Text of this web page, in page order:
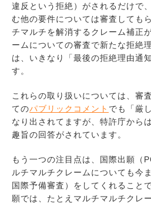
違反という拒絶）がされるだけで
む他の要件については審査しても
チマルチを解消するクレーム補正
ームについての審査で新たな拒絶
は、いきなり「最後の拒絶理由通
す。
これらの取り扱いについては、審
てのパブリックコメント でも「厳
なり出されてますが、特許庁から
趣旨の回答がされています。
もう一つの注目点は、国際出願（
ルチマルチクレームについても今
国際予備審査）をしてくれること
願では、たとえマルチマルチクレ